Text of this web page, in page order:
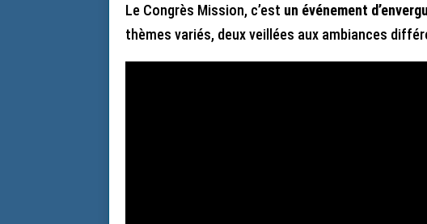
Le Congrès Mission, c’est un événement
thèmes variés, deux veillées aux ambiances